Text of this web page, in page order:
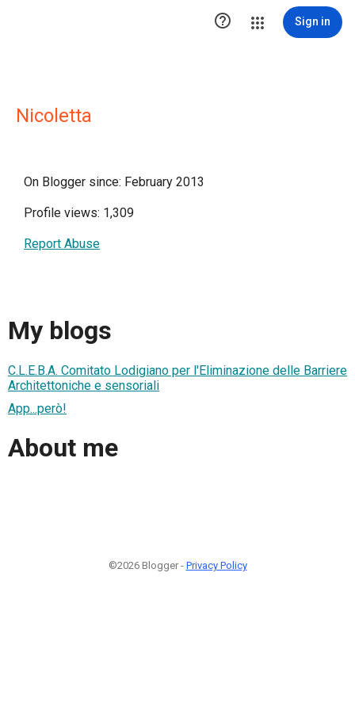
 Sign in
Nicoletta
On Blogger since: February 2013
Profile views: 1,309
Report Abuse
My blogs
C.L.E.B.A. Comitato Lodigiano per l'Eliminazione delle Barriere
Architettoniche e sensoriali
App...però!
About me
©2026 Blogger - Privacy Policy